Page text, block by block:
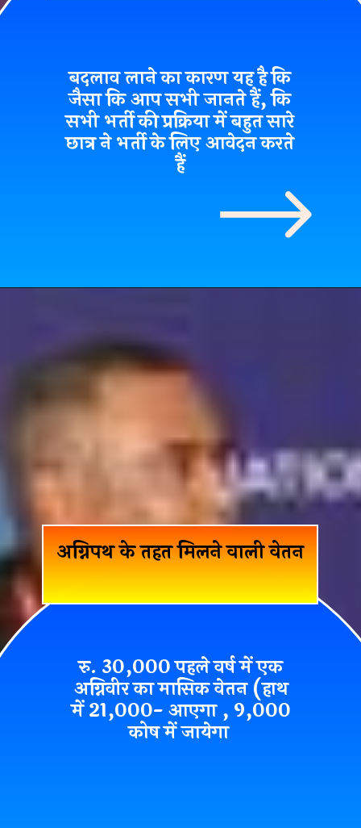
बदलाव लाने का कारण यह है कि
जैसा कि आप सभी जानते हैं, कि
सभी भर्ती की प्रक्रिया में बहुत सारे
छात्र ने भर्ती के लिए आवेदन करते
हैं
अग्निपथ के तहत मिलने वाली वेतन
रु. 30,000 पहले वर्ष में एक
अग्निवीर का मासिक वेतन (हाथ
में 21,000- आएगा , 9,000
कोष में जायेगा